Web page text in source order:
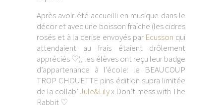
Après avoir été accueilli en musique dans le
décor et avec une boisson fraîche (les cidres
rosés et à la cerise envoyés par Ecusson qui
attendaient au frais étaient drôlement
appréciés ♡), les élèves ont reçu leur badge
d’appartenance à l’école: le BEAUCOUP
TROP CHOUETTE pins édition supra limitée
de la collab’Jule&Lilyx Don’t mess with The
Rabbit ♡